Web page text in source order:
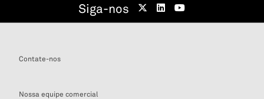
Siga-nos
Contate-nos
Nossa equipe comercial